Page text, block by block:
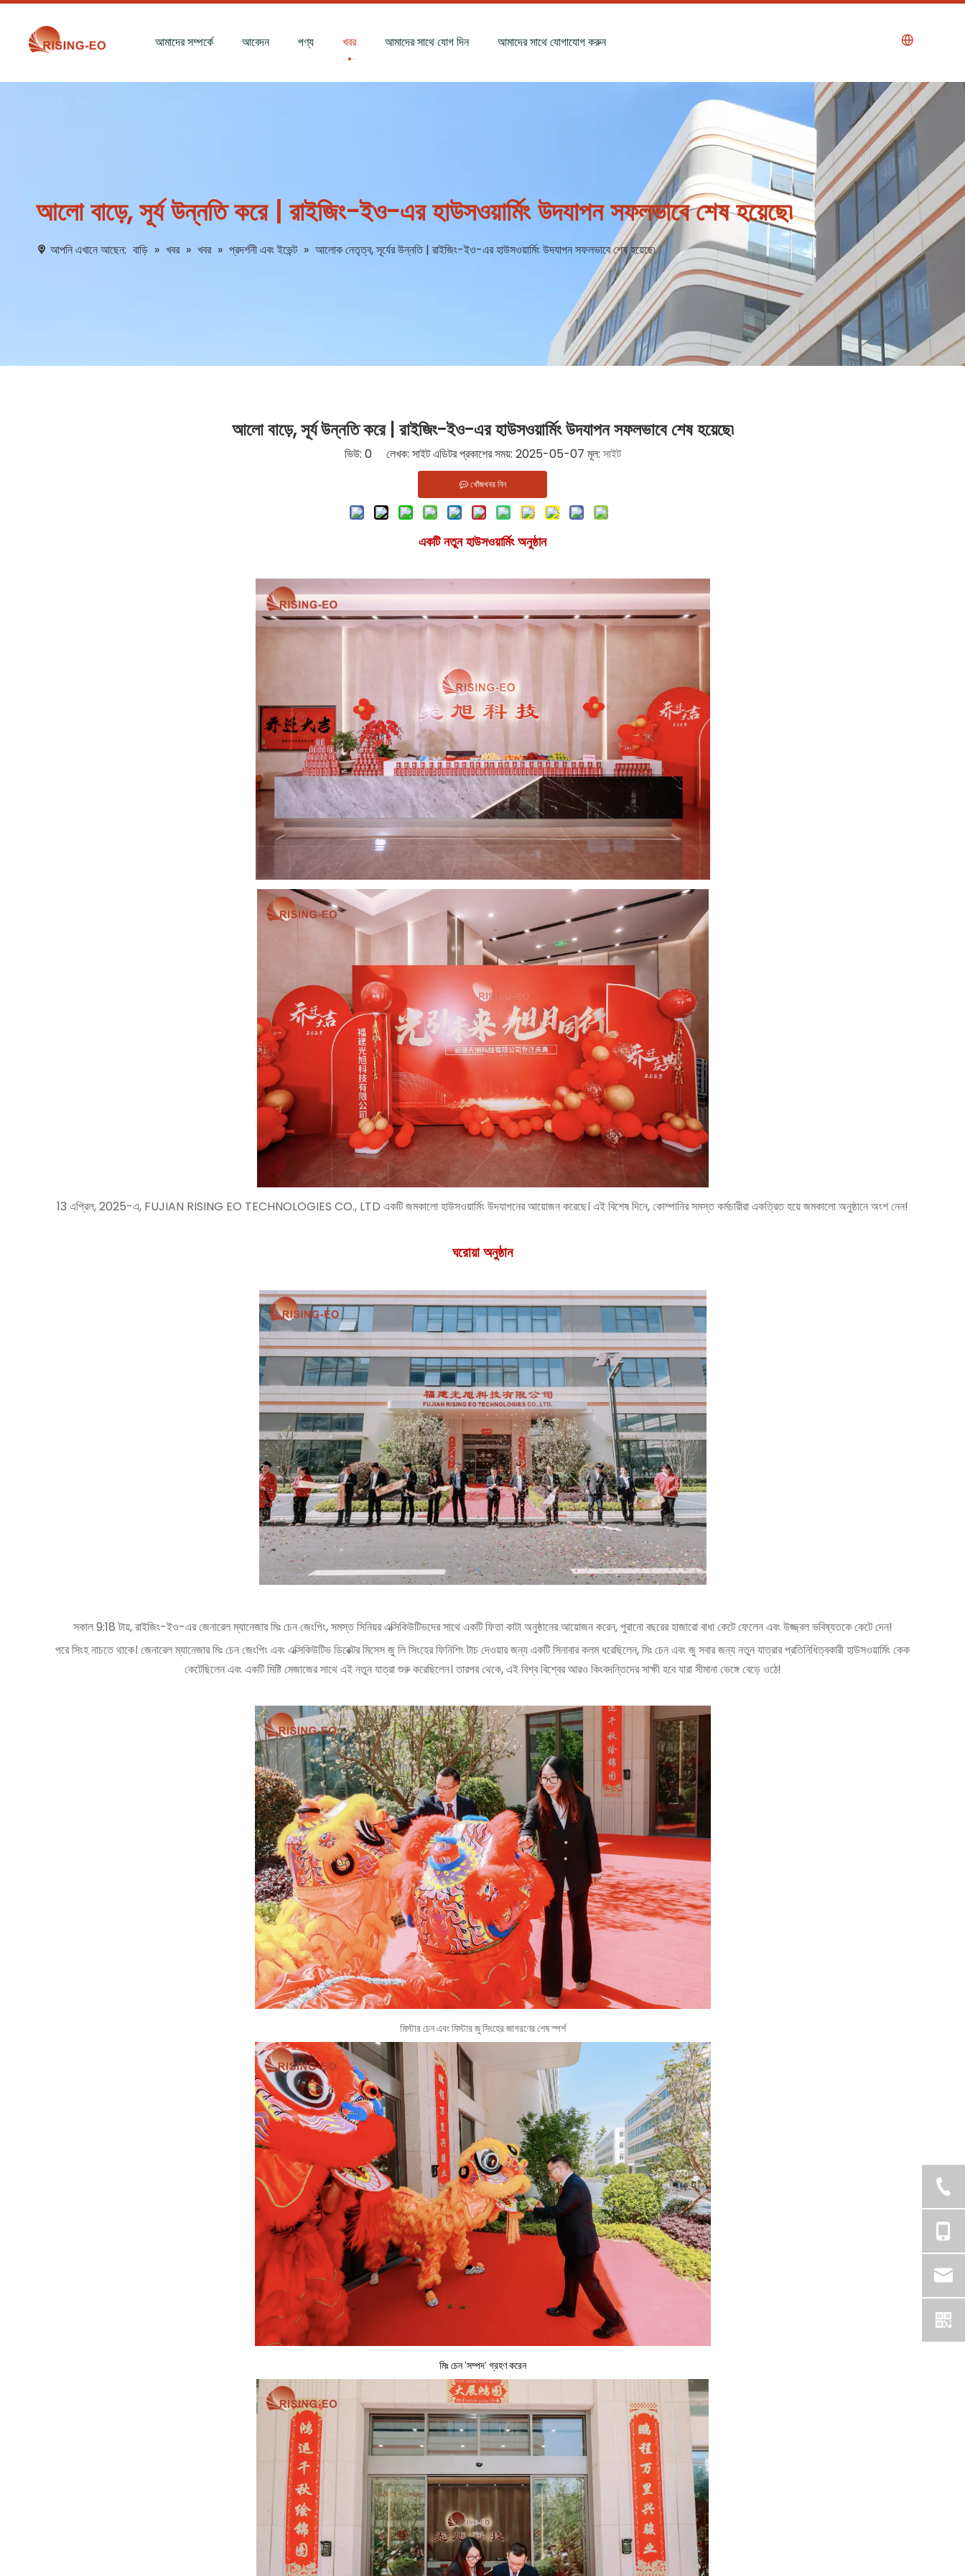
আমাদের সম্পর্কে আবেদন পণ্য খবর আমাদের সাথে যোগ দিন আমাদের সাথে যোগাযোগ করুন
আলো বাড়ে, সূর্য উন্নতি করে | রাইজিং-ইও-এর হাউসওয়ার্মিং উদযাপন সফলভাবে শেষ হয়েছে৷
আপনি এখানে আছেন: বাড়ি » খবর » খবর » প্রদর্শনী এবং ইভেন্ট » আলোক নেতৃত্ব, সূর্যের উন্নতি | রাইজিং-ইও-এর হাউসওয়ার্মিং উদযাপন সফলভাবে শেষ হয়েছে৷
আলো বাড়ে, সূর্য উন্নতি করে | রাইজিং-ইও-এর হাউসওয়ার্মিং উদযাপন সফলভাবে শেষ হয়েছে৷
ভিউ: 0লেখক: সাইট এডিটর প্রকাশের সময়: 2025-05-07 মূল: সাইট
খোঁজখবর নিন
একটি নতুন হাউসওয়ার্মিং অনুষ্ঠান
13 এপ্রিল, 2025-এ, FUJIAN RISING EO TECHNOLOGIES CO., LTD একটি জমকালো হাউসওয়ার্মিং উদযাপনের আয়োজন করেছে। এই বিশেষ দিনে, কোম্পানির সমস্ত কর্মচারীরা একত্রিত হয়ে জমকালো অনুষ্ঠানে অংশ নেন!
ঘরোয়া অনুষ্ঠান
সকাল 9:18 টায়, রাইজিং-ইও-এর জেনারেল ম্যানেজার মিঃ চেন জেংপিং, সমস্ত সিনিয়র এক্সিকিউটিভদের সাথে একটি ফিতা কাটা অনুষ্ঠানের আয়োজন করেন, পুরানো বছরের হাজারো বাধা কেটে ফেলেন এবং উজ্জ্বল ভবিষ্যতকে কেটে দেন!
পরে সিংহ নাচতে থাকে। জেনারেল ম্যানেজার মিঃ চেন জেংপিং এবং এক্সিকিউটিভ ডিরেক্টর মিসেস জু লি সিংহের ফিনিশিং টাচ দেওয়ার জন্য একটি সিনাবার কলম ধরেছিলেন, মিঃ চেন এবং জু সবার জন্য নতুন যাত্রার প্রতিনিধিত্বকারী হাউসওয়ার্মিং কেক
কেটেছিলেন এবং একটি মিষ্টি মেজাজের সাথে এই নতুন যাত্রা শুরু করেছিলেন। তারপর থেকে, এই বিশ্ব বিশ্বের আরও কিংবদন্তিদের সাক্ষী হবে যারা সীমানা ভেঙ্গে বেড়ে ওঠে!
মিস্টার চেন এবং মিস্টার জু সিংহের জাগরণের শেষ স্পর্শ
মিঃ চেন 'সম্পদ' গ্রহণ করেন